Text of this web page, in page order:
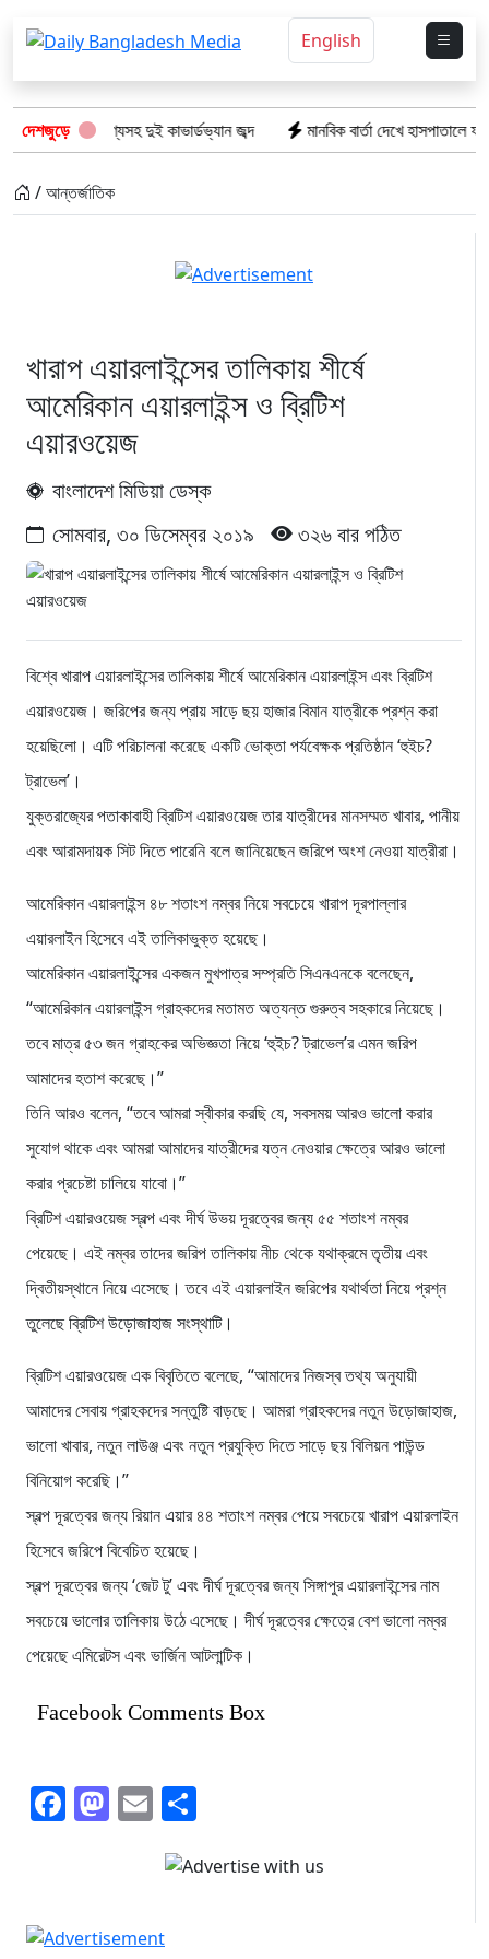
English
দেশজুড়ে
ভারতীয় পণ্যসহ দুই কাভার্ডভ্যান জব্দ মানবিক বার্তা দেখে হাসপাতালে ফখরুল
/ আন্তর্জাতিক
খারাপ এয়ারলাইন্সের তালিকায় শীর্ষে
আমেরিকান এয়ারলাইন্স ও ব্রিটিশ
এয়ারওয়েজ
বাংলাদেশ মিডিয়া ডেস্ক
সোমবার, ৩০ ডিসেম্বর ২০১৯
৩২৬ বার পঠিত
বিশ্বে খারাপ এয়ারলাইন্সের তালিকায় শীর্ষে আমেরিকান এয়ারলাইন্স এবং ব্রিটিশ
এয়ারওয়েজ। জরিপের জন্য প্রায় সাড়ে ছয় হাজার বিমান যাত্রীকে প্রশ্ন করা
হয়েছিলো। এটি পরিচালনা করেছে একটি ভোক্তা পর্যবেক্ষক প্রতিষ্ঠান ‘হুইচ?
ট্রাভেল’।
যুক্তরাজ্যের পতাকাবাহী ব্রিটিশ এয়ারওয়েজ তার যাত্রীদের মানসম্মত খাবার, পানীয়
এবং আরামদায়ক সিট দিতে পারেনি বলে জানিয়েছেন জরিপে অংশ নেওয়া যাত্রীরা।
আমেরিকান এয়ারলাইন্স ৪৮ শতাংশ নম্বর নিয়ে সবচেয়ে খারাপ দূরপাল্লার
এয়ারলাইন হিসেবে এই তালিকাভুক্ত হয়েছে।
আমেরিকান এয়ারলাইন্সের একজন মুখপাত্র সম্প্রতি সিএনএনকে বলেছেন,
“আমেরিকান এয়ারলাইন্স গ্রাহকদের মতামত অত্যন্ত গুরুত্ব সহকারে নিয়েছে।
তবে মাত্র ৫৩ জন গ্রাহকের অভিজ্ঞতা নিয়ে ‘হুইচ? ট্রাভেল’র এমন জরিপ
আমাদের হতাশ করেছে।”
তিনি আরও বলেন, “তবে আমরা স্বীকার করছি যে, সবসময় আরও ভালো করার
সুযোগ থাকে এবং আমরা আমাদের যাত্রীদের যত্ন নেওয়ার ক্ষেত্রে আরও ভালো
করার প্রচেষ্টা চালিয়ে যাবো।”
ব্রিটিশ এয়ারওয়েজ স্বল্প এবং দীর্ঘ উভয় দূরত্বের জন্য ৫৫ শতাংশ নম্বর
পেয়েছে। এই নম্বর তাদের জরিপ তালিকায় নীচ থেকে যথাক্রমে তৃতীয় এবং
দ্বিতীয়স্থানে নিয়ে এসেছে। তবে এই এয়ারলাইন জরিপের যথার্থতা নিয়ে প্রশ্ন
তুলেছে ব্রিটিশ উড়োজাহাজ সংস্থাটি।
ব্রিটিশ এয়ারওয়েজ এক বিবৃতিতে বলেছে, “আমাদের নিজস্ব তথ্য অনুযায়ী
আমাদের সেবায় গ্রাহকদের সন্তুষ্টি বাড়ছে। আমরা গ্রাহকদের নতুন উড়োজাহাজ,
ভালো খাবার, নতুন লাউঞ্জ এবং নতুন প্রযুক্তি দিতে সাড়ে ছয় বিলিয়ন পাউন্ড
বিনিয়োগ করেছি।”
স্বল্প দূরত্বের জন্য রিয়ান এয়ার ৪৪ শতাংশ নম্বর পেয়ে সবচেয়ে খারাপ এয়ারলাইন
হিসেবে জরিপে বিবেচিত হয়েছে।
স্বল্প দূরত্বের জন্য ‘জেট টু’ এবং দীর্ঘ দূরত্বের জন্য সিঙ্গাপুর এয়ারলাইন্সের নাম
সবচেয়ে ভালোর তালিকায় উঠে এসেছে। দীর্ঘ দূরত্বের ক্ষেত্রে বেশ ভালো নম্বর
পেয়েছে এমিরেটস এবং ভার্জিন আটলান্টিক।
Facebook Comments Box
Facebook
Mastodon
Email